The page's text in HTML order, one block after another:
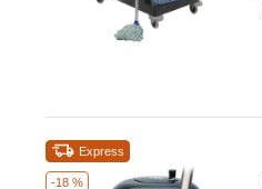
-18 %
Express